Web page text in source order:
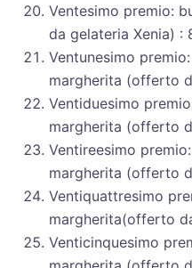
Ventesimo premio:
da gelateria Xenia) :
Ventunesimo
margherita (offerto
Ventiduesimo
margherita (offerto
Ventireesimo
margherita (offerto
Ventiquattresimo
margherita(offerto
Venticinquesimo